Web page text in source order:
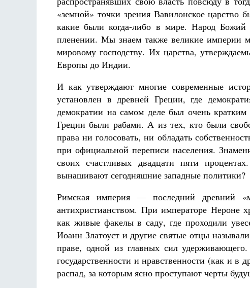
«земной» точки зрения Вавилонское
какие были когда-либо в мире. Народ
пленении. Мы знаем также великие империи
мировому господству. Их царства,
Европы до Индии.
И как утверждают многие современные
установлен в древней Греции, где
демократии на самом деле был очень
Греции были рабами. А из тех, кто были
права ни голосовать, ни обладать
при официальной переписи населения.
своих счастливых двадцати пяти
вынашивают сегодняшние западные политики?
Римская империя — последний древний
антихристианством. При императоре Нероне
как живые факелы в саду, где проходили
Иоанн Златоуст и другие святые отцы
праве, одной из главных сил
государственности и нравственности (как и в
распад, за которым ясно проступают черты